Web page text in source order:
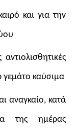
και για την
γεμάτο καύσιμα
αναγκαίο, κατά
της ημέρας